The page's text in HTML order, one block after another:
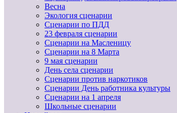
Весна
Экология сценарии
Сценарии по ПДД
23 февраля сценарии
Сценарии на Масленицу
Сценарии на 8 Марта
9 мая сценарии
День села сценарии
Сценарии против наркотиков
Сценарии День работника культуры
Сценарии на 1 апреля
Школьные сценарии